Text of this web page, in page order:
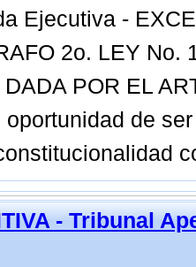
Ejecutiva -
2o. LEY No.
POR EL
oportunidad de
- Tribunal